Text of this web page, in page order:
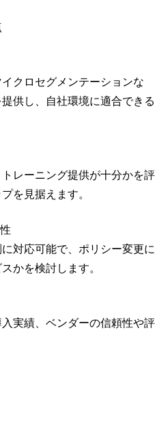
クロセグメンテーションな
供し、自社環境に適合できる
レーニング提供が十分かを評
を見据えます。
対応可能で、ポリシー変更に
かを検討します。
実績、ベンダーの信頼性や評